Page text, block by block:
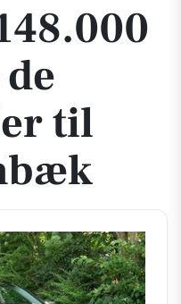
til